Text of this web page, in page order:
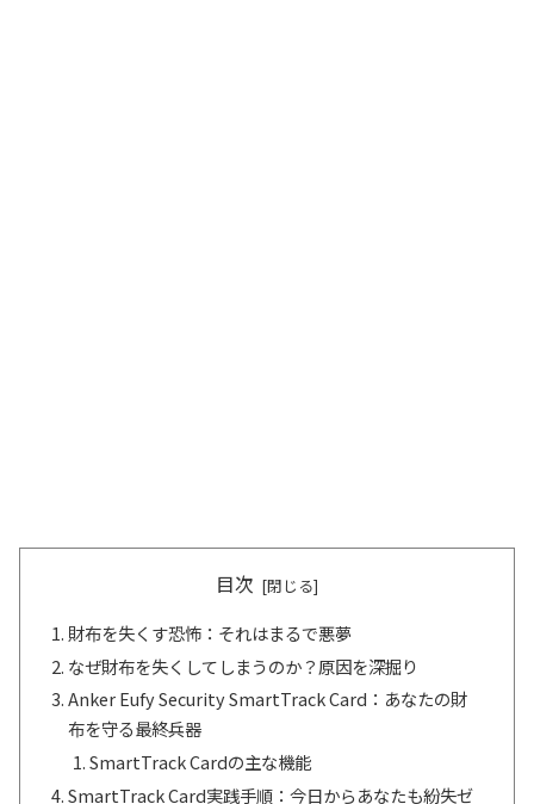
目次
財布を失くす恐怖：それはまるで悪夢
なぜ財布を失くしてしまうのか？原因を深掘り
Anker Eufy Security SmartTrack Card：あなたの財
布を守る最終兵器
SmartTrack Cardの主な機能
SmartTrack Card実践手順：今日からあなたも紛失ゼ